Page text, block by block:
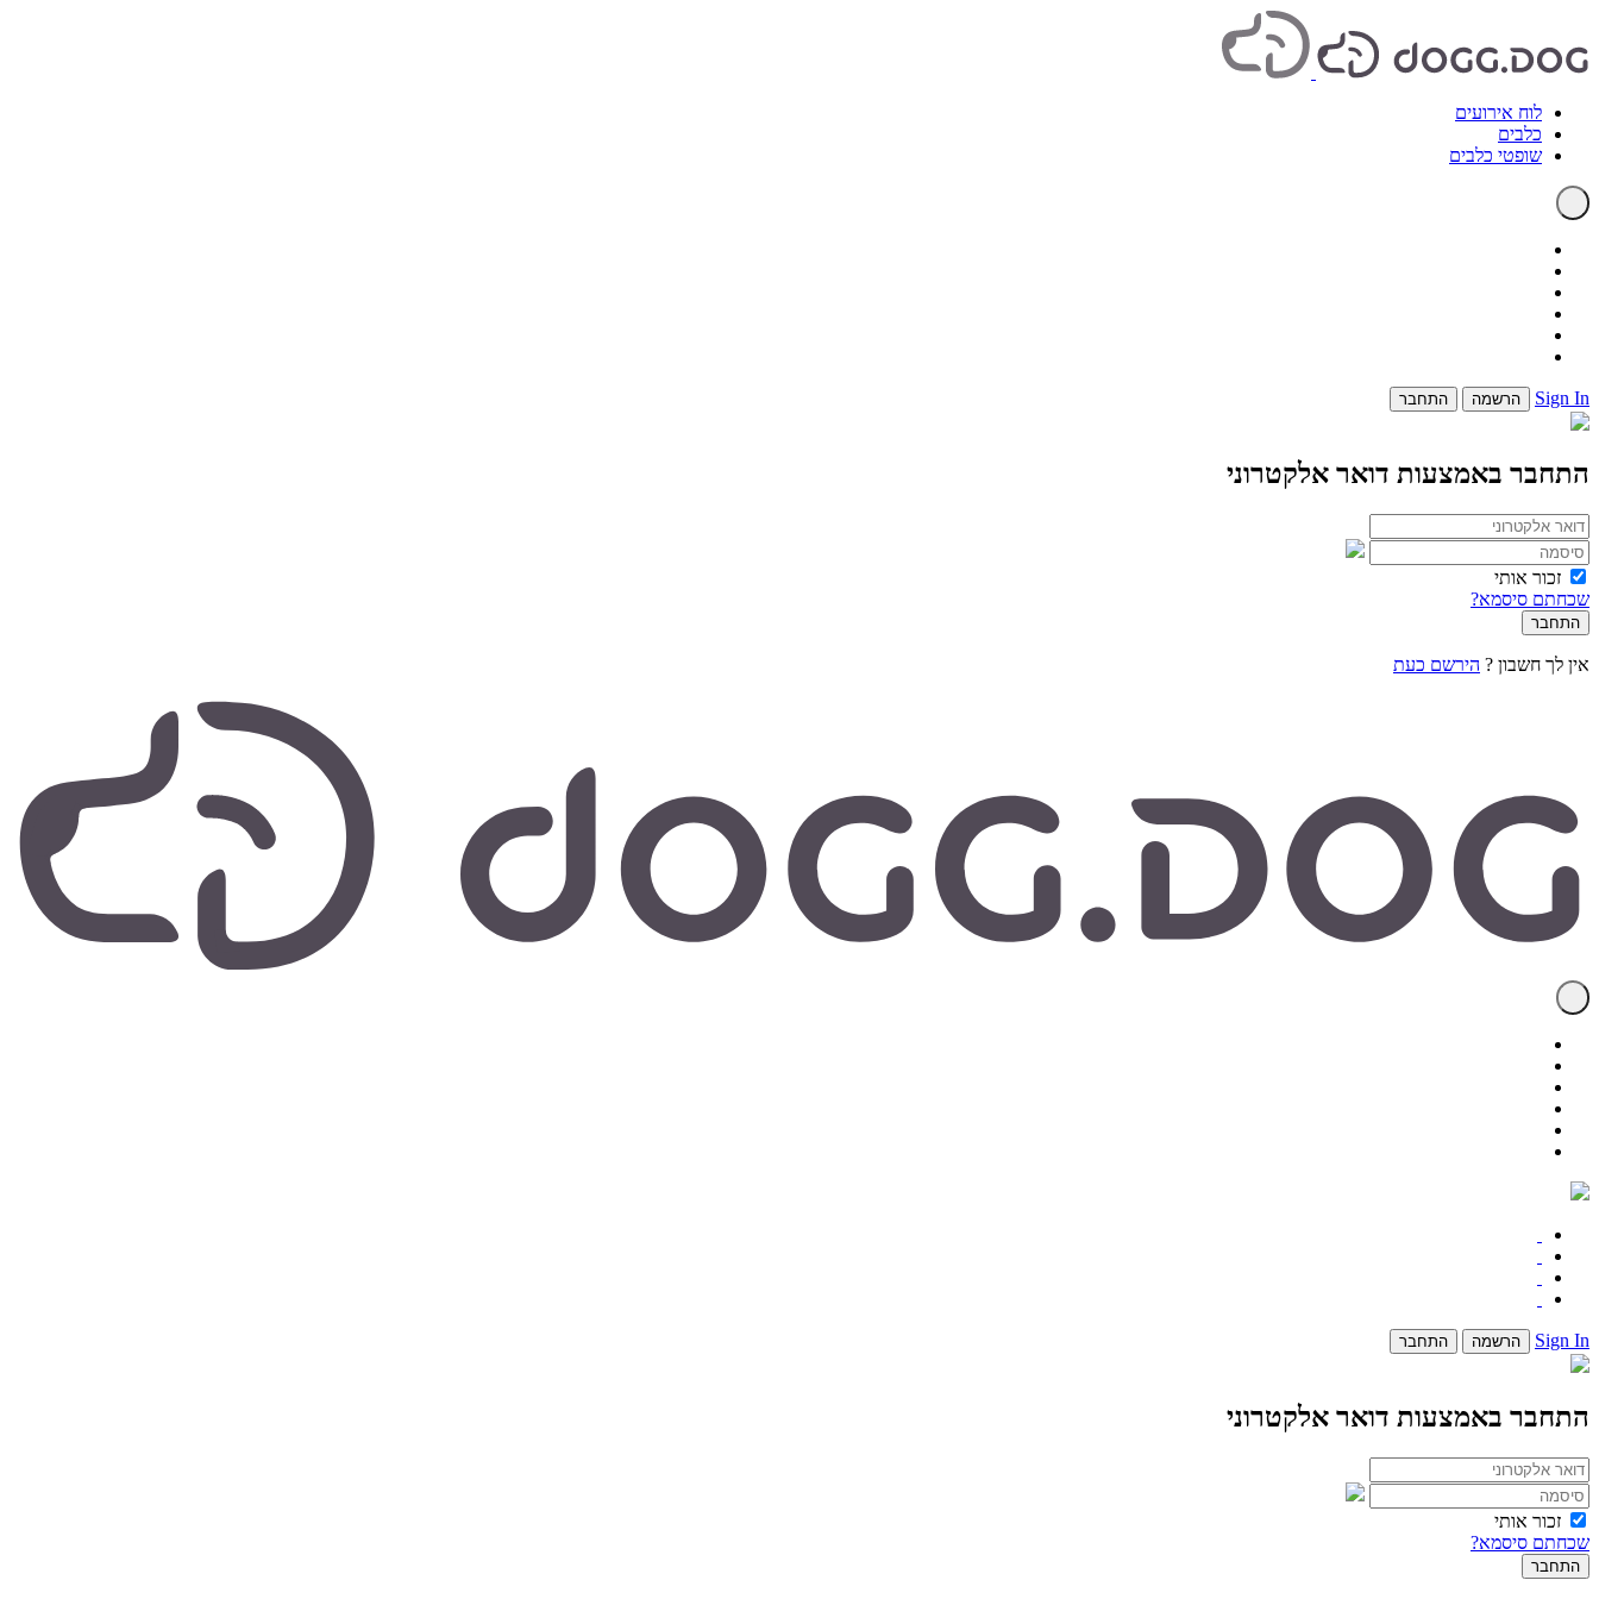
לוח אירועים
כלבים
שופטי כלבים
Sign In הרשמה התחבר
התחבר באמצעות דואר אלקטרוני
זכור אותי
שכחתם סיסמא?
אין לך חשבון ? הירשם כעת
Sign In הרשמה התחבר
התחבר באמצעות דואר אלקטרוני
זכור אותי
שכחתם סיסמא?